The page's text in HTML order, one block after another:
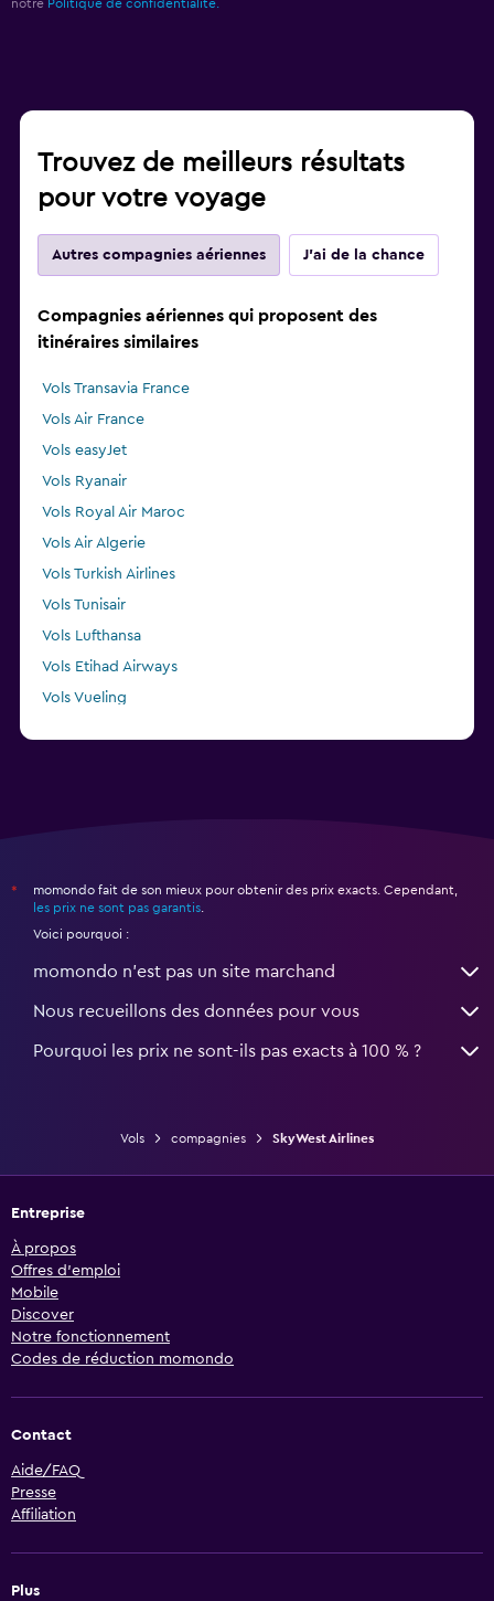
notre Politique de confidentialité.
Trouvez de meilleurs résultats
pour votre voyage
Autres compagnies aériennes J'ai de la chance
Compagnies aériennes qui proposent des
itinéraires similaires
Vols Transavia France
Vols Air France
Vols easyJet
Vols Ryanair
Vols Royal Air Maroc
Vols Air Algerie
Vols Turkish Airlines
Vols Tunisair
Vols Lufthansa
Vols Etihad Airways
Vols Vueling
*
momondo fait de son mieux pour obtenir des prix exacts. Cependant,
les prix ne sont pas garantis
Voici pourquoi :
momondo n'est pas un site marchand
Nous recueillons des données pour vous
Pourquoi les prix ne sont-ils pas exacts à 100 % ?
Vols compagnies SkyWest Airlines
Entreprise
À propos
Offres d’emploi
Mobile
Discover
Notre fonctionnement
Codes de réduction momondo
Contact
Aide/FAQ
Presse
Affiliation
Plus